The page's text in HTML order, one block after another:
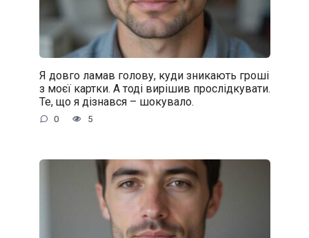
Я довго ламав голову, куди зникають гроші
з моєї картки. А тоді вирішив прослідкувати.
Те, що я дізнався – шокувало.
0 5